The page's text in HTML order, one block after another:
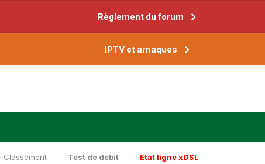
Règlement du forum
IPTV et arnaques
Classement Test de débit Etat ligne xDSL